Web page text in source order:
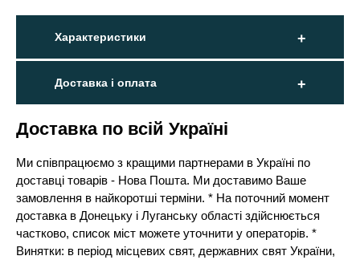
Характеристики
Доставка і оплата
Доставка по всій Україні
Ми співпрацюємо з кращими партнерами в Україні по
доставці товарів - Нова Пошта. Ми доставимо Ваше
замовлення в найкоротші терміни. * На поточний момент
доставка в Донецьку і Луганську області здійснюється
частково, список міст можете уточнити у операторів. *
Винятки: в період місцевих свят, державних свят України,